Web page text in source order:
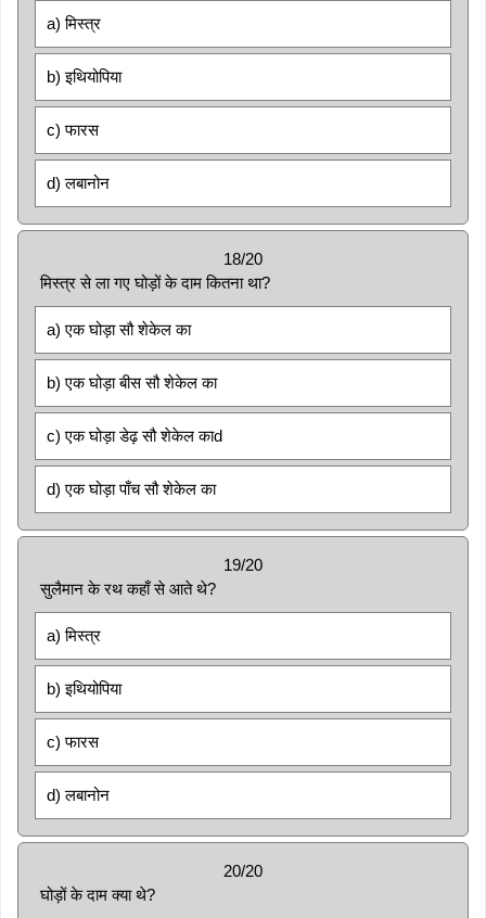
a) मिस्त्र
b) इथियोपिया
c) फारस
d) लबानोन
18/20
मिस्त्र से ला गए घोड़ों के दाम कितना था?
a) एक घोड़ा सौ शेकेल का
b) एक घोड़ा बीस सौ शेकेल का
c) एक घोड़ा डेढ़ सौ शेकेल काd
d) एक घोड़ा पाँच सौ शेकेल का
19/20
सुलैमान के रथ कहाँ से आते थे?
a) मिस्त्र
b) इथियोपिया
c) फारस
d) लबानोन
20/20
घोड़ों के दाम क्या थे?